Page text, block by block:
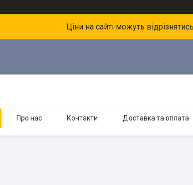
Ціни на сайті можуть
Про нас Контакти Доставка та оплата